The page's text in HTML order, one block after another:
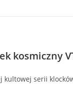
kosmiczny
serii